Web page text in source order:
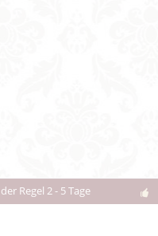
Regel 2 - 5 Tage